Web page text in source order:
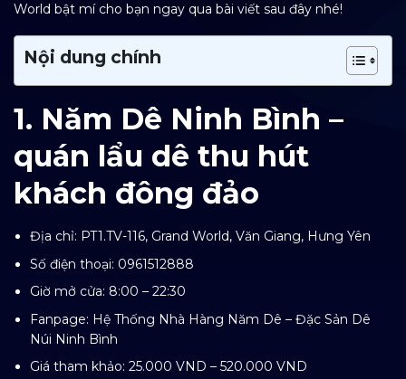
World bật mí cho bạn ngay qua bài viết sau đây nhé!
Nội dung chính
1. Năm Dê Ninh Bình –
quán lẩu dê thu hút
khách đông đảo
Địa chỉ: PT1.TV-116, Grand World, Văn Giang, Hưng Yên
Số điện thoại: 0961512888
Giờ mở cửa: 8:00 – 22:30
Fanpage: Hệ Thống Nhà Hàng Năm Dê – Đặc Sản Dê
Núi Ninh Bình
Giá tham khảo: 25.000 VND – 520.000 VND